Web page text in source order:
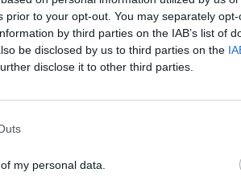
prior to your opt-out. You may separately
by third parties on the IAB’s list of
be disclosed by us to third parties on the
disclose it to other third parties.
my personal data.